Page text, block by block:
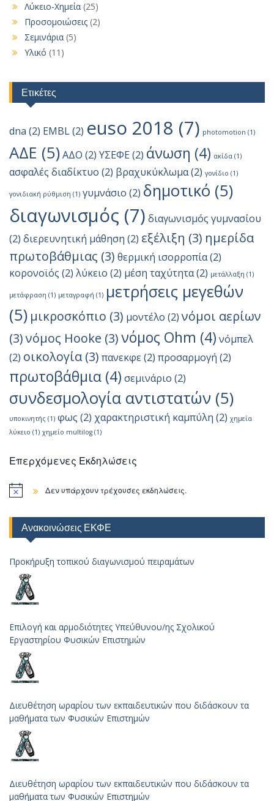
Λύκειο-Χημεία (25)
Προσομοιώσεις (2)
Σεμινάρια (5)
Υλικό (11)
Ετικέτες
dna (2) EMBL(2) euso 2018 (7) photomotion (1)
ΑΔΕ (5)ΑΔΟ (2) ΥΣΕΦΕ(2) άνωση (4) ακίδα (1)
ασφαλές διαδίκτυο (2) βραχυκύκλωμα(2) γονίδιο (1)
γονιδιακή ρύθμιση (1) γυμνάσιο (2) δημοτικό (5)
διαγωνισμός (7) διαγωνισμός γυμνασίου
(2) διερευνητική μάθηση (2) εξέλιξη (3) ημερίδα
πρωτοβάθμιας (3) θερμική ισορροπία(2)
κορονοϊός (2) λύκειο (2) μέση ταχύτητα(2) μετάλλαξη (1)
μετάφραση (1) μεταγραφή (1) μετρήσεις μεγεθών
(5) μικροσκόπιο (3) μοντέλο (2) νόμοι αερίων
(3)νόμος Hooke (3)νόμος Ohm (4) νόμπελ
(2) οικολογία(3) πανεκφε(2) προσαρμογή (2)
πρωτοβάθμια (4) σεμινάριο (2)
συνδεσμολογία αντιστατών (5)
υποκινητής (1) φως (2) χαρακτηριστική καμπύλη (2) χημεία
λύκειο (1) χημείο multilog (1)
Επερχόμενες Εκδηλώσεις
Δεν υπάρχουν τρέχουσες εκδηλώσεις.
Ανακοινώσεις ΕΚΦΕ
Προκήρυξη τοπικού διαγωνισμού πειραμάτων
Επιλογή και αρμοδιότητες Υπεύθυνου/ης Σχολικού
Εργαστηρίου Φυσικών Επιστημών
Διευθέτηση ωραρίου των εκπαιδευτικών που διδάσκουν τα
μαθήματα των Φυσικών Επιστημών
Διευθέτηση ωραρίου των εκπαιδευτικών που διδάσκουν τα
μαθήματα των Φυσικών Επιστημών